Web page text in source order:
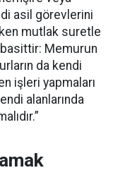
asil görevlerini
mutlak suretle
basittir: Memurun
da kendi
işleri yapmaları
alanlarında